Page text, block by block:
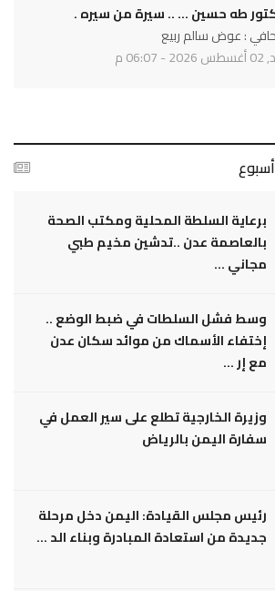
طه حسين ... .. سيرة من سيره .
: عوض سالم ربيع
م
برعاية السلطة المحلية ومكتب الصحة
بالعاصمة عدن ..تدشين مخيم طبي
مجاني ...
وسط فشل السلطات في ضبط الوضع ..
إختفاء الأسماك من موائد سكان عدن
مع إر ...
وزيرة الخارجية تطلع على سير العمل في
سفارة اليمن بالرياض
رئيس مجلس القيادة: اليمن دخل مرحلة
جديدة من استعادة المبادرة وبناء الد ...